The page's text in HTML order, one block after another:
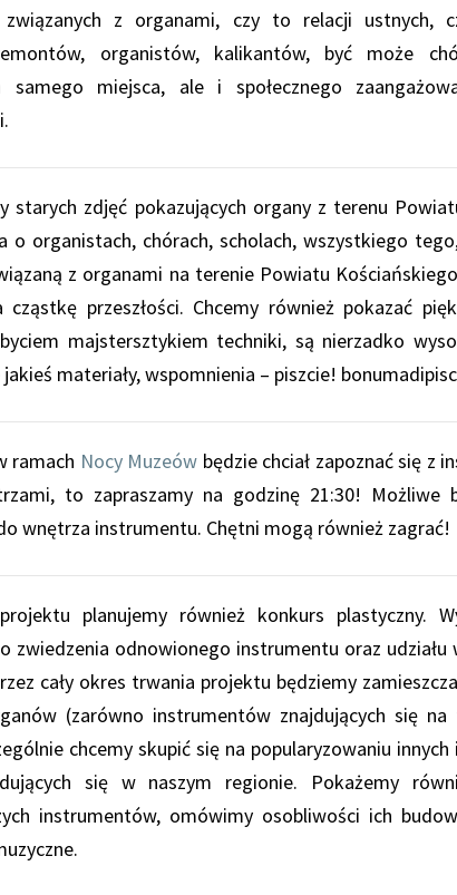
związanych z organami, czy to relacji ustnych,
organistów, kalikantów, być może
samego miejsca, ale i społecznego
starych zdjęć pokazujących organy z terenu
o organistach, chórach, scholach, wszystkiego
z organami na terenie Powiatu
cząstkę przeszłości. Chcemy również pokazać
majstersztykiem techniki, są nierzadko
materiały, wspomnienia – piszcie!
ramach Nocy Muzeów będzie chciał zapoznać się z
to zapraszamy na godzinę 21:30! Możliwe
wnętrza instrumentu. Chętni mogą również zagrać!
planujemy również konkurs plastyczny.
zwiedzenia odnowionego instrumentu oraz
cały okres trwania projektu będziemy
(zarówno instrumentów znajdujących się
chcemy skupić się na popularyzowaniu
się w naszym regionie. Pokażemy
instrumentów, omówimy osobliwości ich